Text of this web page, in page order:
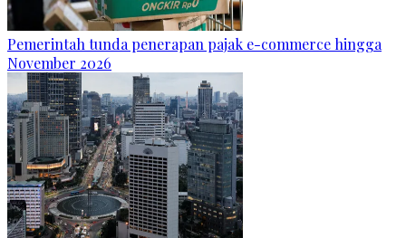
Pemerintah tunda penerapan pajak e-commerce hingga
November 2026